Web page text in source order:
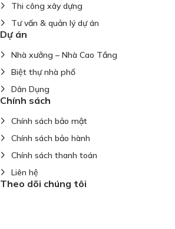
Thi công xây dựng
Tư vấn & quản lý dự án
Dự án
Nhà xưởng – Nhà Cao Tầng
Biệt thự nhà phố
Dân Dụng
Chính sách
Chính sách bảo mật
Chính sách bảo hành
Chính sách thanh toán
Liên hệ
Theo dõi chúng tôi